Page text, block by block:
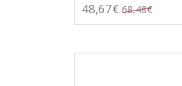
48,67€ 68,48€